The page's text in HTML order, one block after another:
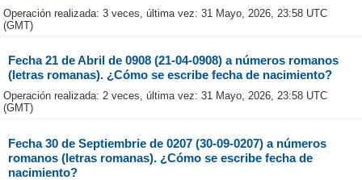
Operación realizada: 3 veces, última vez: 31 Mayo, 2026, 23:58 UTC
(GMT)
Fecha 21 de Abril de 0908 (21-04-0908) a números romanos
(letras romanas). ¿Cómo se escribe fecha de nacimiento?
Operación realizada: 2 veces, última vez: 31 Mayo, 2026, 23:58 UTC
(GMT)
Fecha 30 de Septiembrie de 0207 (30-09-0207) a números
romanos (letras romanas). ¿Cómo se escribe fecha de
nacimiento?